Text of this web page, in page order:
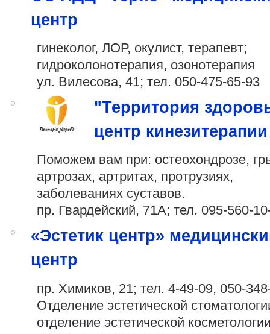
центр
гинеколог, ЛОР, окулист, терапевт;
гидроколонотерапия, озонотерапия
ул. Вилесова, 41; тел. 050-475-65-93
"Территория
центр кинезитерапии
Поможем вам при: остеохондрозе,
артрозах, артритах, протрузиях,
заболеваниях суставов.
пр. Гвардейский, 71А; тел. 095-560-
«Эстетик центр»
центр
пр. Химиков, 21; тел. 4-49-09, 050-
Отделение эстетической
отделение эстетической